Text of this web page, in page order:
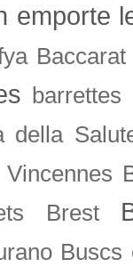
emporte
Baccarat
barrettes
della
Brest
Buscs